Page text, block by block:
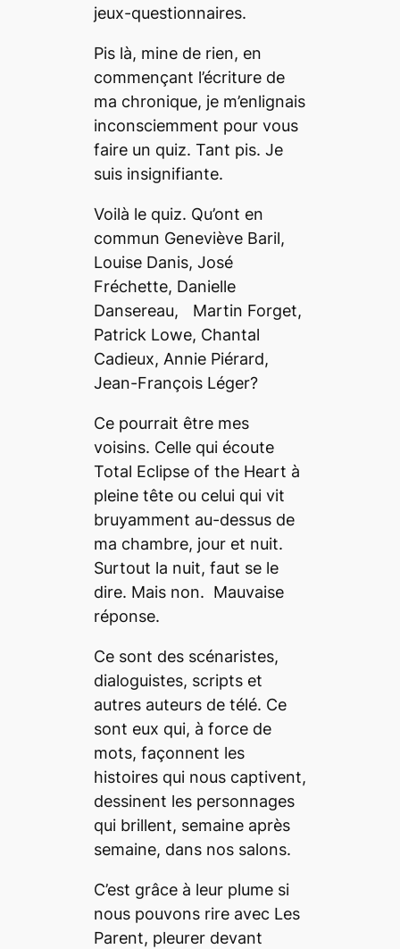
jeux-questionnaires.
Pislà, mine de rien, en
commençant l’écriture de
ma chronique, je m’enlignais
inconsciemment pour vous
faire un quiz. Tant pis. Je
suis insignifiante.
Voilà le quiz. Qu’ont en
commun Geneviève Baril,
Louise Danis, José
Fréchette, Danielle
Dansereau, Martin Forget,
Patrick Lowe, Chantal
Cadieux, Annie Piérard,
Jean-François Léger?
Ce pourrait être mes
voisins. Celle qui écoute
Total Eclipse of the Heart à
pleine tête ou celui qui vit
bruyamment au-dessus de
ma chambre, jour et nuit.
Surtout la nuit, faut se le
dire. Mais non. Mauvaise
réponse.
Ce sont des scénaristes,
dialoguistes, scripts et
autres auteurs de télé. Ce
sont eux qui, à force de
mots, façonnent les
histoires qui nous captivent,
dessinent les personnages
qui brillent, semaine après
semaine, dans nos salons.
C’est grâce à leur plume si
nous pouvons rire avec Les
Parent, pleurer devant